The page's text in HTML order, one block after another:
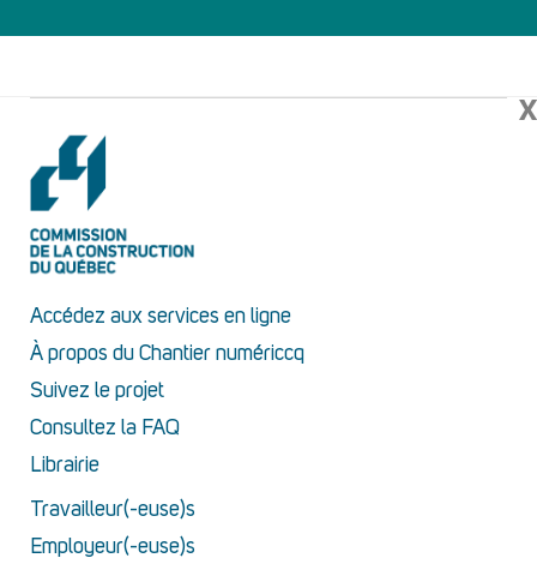
X
Accédez aux services en ligne
À propos du Chantier numériccq
Suivez le projet
Consultez la FAQ
Librairie
Travailleur(-euse)s
Employeur(-euse)s